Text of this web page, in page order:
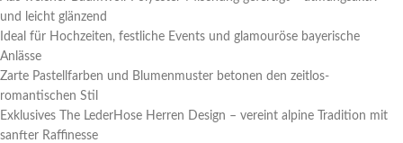
und leicht glänzend
Ideal für Hochzeiten, festliche Events und glamouröse bayerische
Anlässe
Zarte Pastellfarben und Blumenmuster betonen den zeitlos-
romantischen Stil
Exklusives The LederHose Herren Design – vereint alpine Tradition mit
sanfter Raffinesse